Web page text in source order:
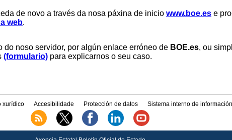
de novo a través da nosa páxina de inicio www.boe.es e
web.
do noso servidor, por algún enlace erróneo de BOE.es, ou
(formulario) para explicarnos o seu caso.
xurídico Accesibilidade Protección de datos Sistema interno de información